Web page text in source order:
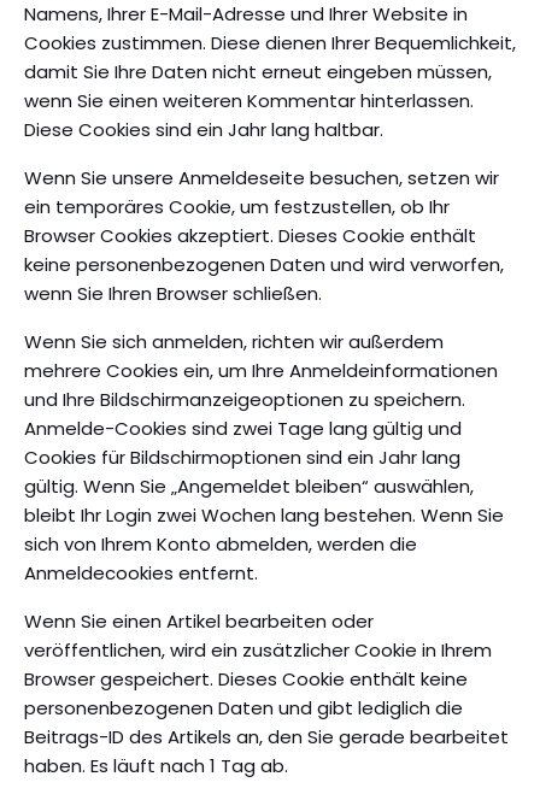
Namens, Ihrer E-Mail-Adresse und Ihrer Website in
Cookies zustimmen. Diese dienen Ihrer Bequemlichkeit,
damit Sie Ihre Daten nicht erneut eingeben müssen,
wenn Sie einen weiteren Kommentar hinterlassen.
Diese Cookies sind ein Jahr lang haltbar.
Wenn Sie unsere Anmeldeseite besuchen, setzen wir
ein temporäres Cookie, um festzustellen, ob Ihr
Browser Cookies akzeptiert. Dieses Cookie enthält
keine personenbezogenen Daten und wird verworfen,
wenn Sie Ihren Browser schließen.
Wenn Sie sich anmelden, richten wir außerdem
mehrere Cookies ein, um Ihre Anmeldeinformationen
und Ihre Bildschirmanzeigeoptionen zu speichern.
Anmelde-Cookies sind zwei Tage lang gültig und
Cookies für Bildschirmoptionen sind ein Jahr lang
gültig. Wenn Sie „Angemeldet bleiben“ auswählen,
bleibt Ihr Login zwei Wochen lang bestehen. Wenn Sie
sich von Ihrem Konto abmelden, werden die
Anmeldecookies entfernt.
Wenn Sie einen Artikel bearbeiten oder
veröffentlichen, wird ein zusätzlicher Cookie in Ihrem
Browser gespeichert. Dieses Cookie enthält keine
personenbezogenen Daten und gibt lediglich die
Beitrags-ID des Artikels an, den Sie gerade bearbeitet
haben. Es läuft nach 1 Tag ab.